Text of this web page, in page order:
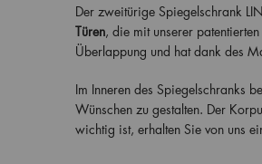
Der zweitürige Spiegelschrank
Türen, die mit unserer
Überlappung und hat dank des
Im Inneren des Spiegelschranks
Wünschen zu gestalten. Der
wichtig ist, erhalten Sie von uns